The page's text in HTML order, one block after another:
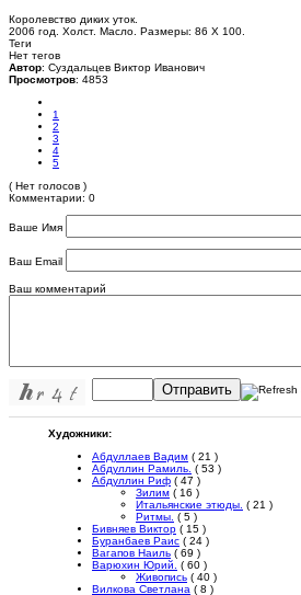
Королевство диких уток.
2006 год. Холст. Масло. Размеры: 86 Х 100.
Теги
Нет тегов
Автор: Суздальцев Виктор Иванович
Просмотров: 4853
1
2
3
4
5
( Нет голосов )
Комментарии: 0
Ваше Имя
Ваш Email
Ваш комментарий
Отправить
Художники:
Абдуллаев Вадим ( 21 )
Абдуллин Рамиль. ( 53 )
Абдуллин Риф ( 47 )
Зилим ( 16 )
Итальянские этюды. ( 21 )
Ритмы. ( 5 )
Бивняев Виктор ( 15 )
Буранбаев Раис ( 24 )
Вагапов Наиль ( 69 )
Варюхин Юрий. ( 60 )
Живопись ( 40 )
Вилкова Светлана ( 8 )